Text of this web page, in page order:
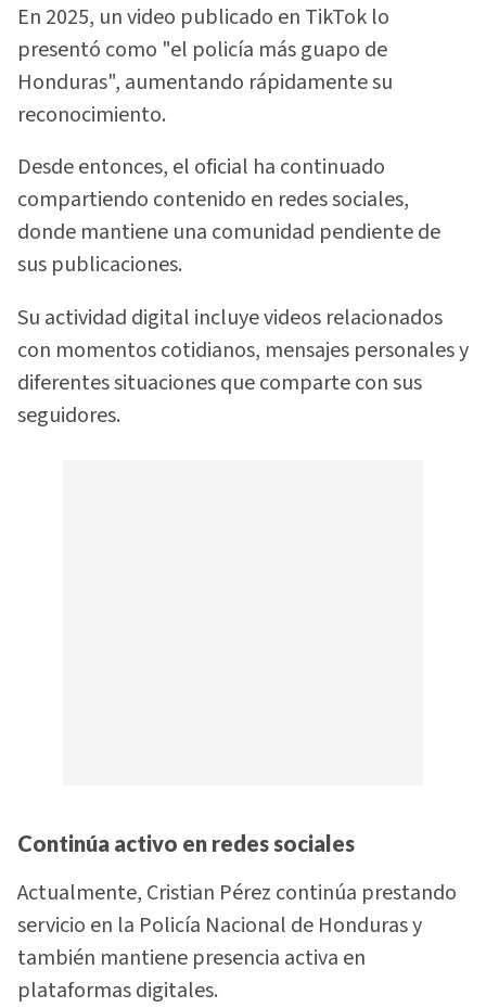
En 2025, un video publicado en TikTok lo
presentó como "el policía más guapo de
Honduras", aumentando rápidamente su
reconocimiento.
Desde entonces, el oficial ha continuado
compartiendo contenido en redes sociales,
donde mantiene una comunidad pendiente de
sus publicaciones.
Su actividad digital incluye videos relacionados
con momentos cotidianos, mensajes personales y
diferentes situaciones que comparte con sus
seguidores.
Continúa activo en redes sociales
Actualmente, Cristian Pérez continúa prestando
servicio en la Policía Nacional de Honduras y
también mantiene presencia activa en
plataformas digitales.